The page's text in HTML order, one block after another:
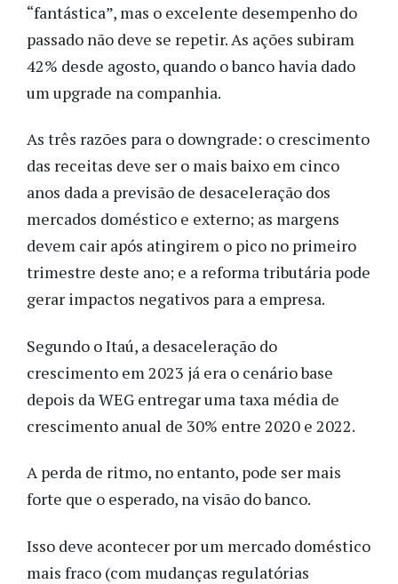
“fantástica”, mas o excelente desempenho do
passado não deve se repetir. As ações subiram
42% desde agosto, quando o banco havia dado
um upgrade na companhia.
As três razões para o downgrade: o crescimento
das receitas deve ser o mais baixo em cinco
anos dada a previsão de desaceleração dos
mercados doméstico e externo; as margens
devem cair após atingirem o pico no primeiro
trimestre deste ano; e a reforma tributária pode
gerar impactos negativos para a empresa.
Segundo o Itaú, a desaceleração do
crescimento em 2023 já era o cenário base
depois da WEG entregar uma taxa média de
crescimento anual de 30% entre 2020 e 2022.
A perda de ritmo, no entanto, pode ser mais
forte que o esperado, na visão do banco.
Isso deve acontecer por um mercado doméstico
mais fraco (com mudanças regulatórias